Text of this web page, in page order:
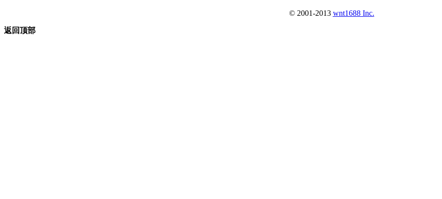
© 2001-2013 wnt1688 Inc.
返回顶部